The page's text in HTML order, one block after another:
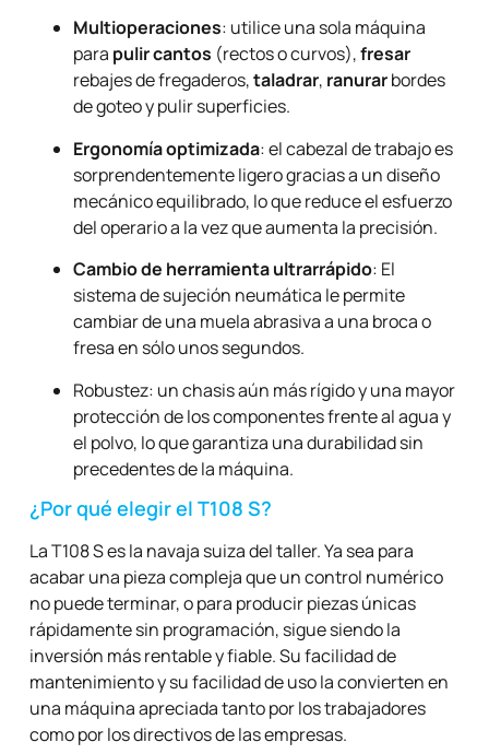
Multioperaciones: utilice una sola máquina
para pulir cantos (rectos o curvos),fresar
rebajes de fregaderos,taladrar, ranurarbordes
de goteo y pulir superficies.
Ergonomía optimizada: el cabezal de trabajo es
sorprendentemente ligero gracias a un diseño
mecánico equilibrado, lo que reduce el esfuerzo
del operario a la vez que aumenta la precisión.
Cambio de herramienta ultrarrápido: El
sistema de sujeción neumática le permite
cambiar de una muela abrasiva a una broca o
fresa en sólo unos segundos.
Robustez: un chasis aún más rígido y una mayor
protección de los componentes frente al agua y
el polvo, lo que garantiza una durabilidad sin
precedentes de la máquina.
¿Por qué elegir el T108 S?
La T108 S es la navaja suiza del taller. Ya sea para
acabar una pieza compleja que un control numérico
no puede terminar, o para producir piezas únicas
rápidamente sin programación, sigue siendo la
inversión más rentable y fiable. Su facilidad de
mantenimiento y su facilidad de uso la convierten en
una máquina apreciada tanto por los trabajadores
como por los directivos de las empresas.